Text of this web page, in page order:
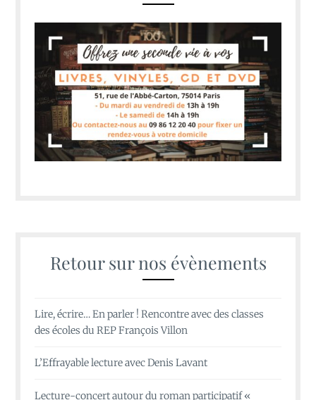
Retour sur nos évènements
Lire, écrire… En parler ! Rencontre avec des classes
des écoles du REP François Villon
L’Effrayable lecture avec Denis Lavant
Lecture-concert autour du roman participatif «